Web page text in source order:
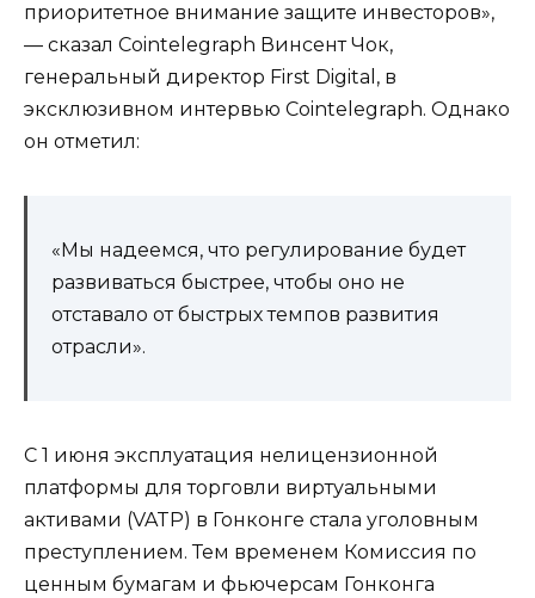
приоритетное внимание защите инвесторов»,
— сказал Cointelegraph Винсент Чок,
генеральный директор First Digital, в
эксклюзивном интервью Cointelegraph. Однако
он отметил:
«Мы надеемся, что регулирование будет
развиваться быстрее, чтобы оно не
отставало от быстрых темпов развития
отрасли».
С 1 июня эксплуатация нелицензионной
платформы для торговли виртуальными
активами (VATP) в Гонконге стала уголовным
преступлением. Тем временем Комиссия по
ценным бумагам и фьючерсам Гонконга